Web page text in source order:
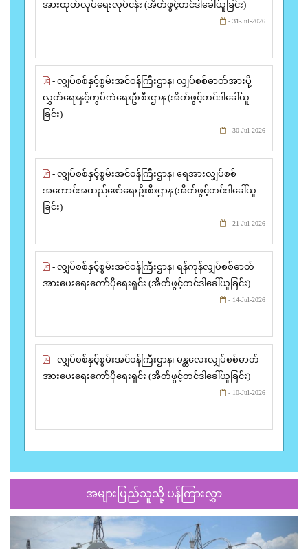
အားထုတ်လုပ်ရေးလုပ်ငန်း (အိတ်ဖွင့်တင်ဒါခေါ်ယူခြင်း)
- 31-Jul-2026
- လျှပ်စစ်နှင့်စွမ်းအင်ဝန်ကြီးဌာန၊ လျှပ်စစ်ဓာတ်အားပို့
လွှတ်ရေးနှင့်ကွပ်ကဲရေးဦးစီးဌာန (အိတ်ဖွင့်တင်ဒါခေါ်ယူ
ခြင်း)
- 30-Jul-2026
- လျှပ်စစ်နှင့်စွမ်းအင်ဝန်ကြီးဌာန၊ ရေအားလျှပ်စစ်
အကောင်အထည်ဖော်ရေးဦးစီးဌာန (အိတ်ဖွင့်တင်ဒါခေါ်ယူ
ခြင်း)
- 21-Jul-2026
- လျှပ်စစ်နှင့်စွမ်းအင်ဝန်ကြီးဌာန၊ ရန်ကုန်လျှပ်စစ်ဓာတ်
အားပေးရေးကော်ပိုရေးရှင်း (အိတ်ဖွင့်တင်ဒါခေါ်ယူခြင်း)
- 14-Jul-2026
- လျှပ်စစ်နှင့်စွမ်းအင်ဝန်ကြီးဌာန၊ မန္တလေးလျှပ်စစ်ဓာတ်
အားပေးရေးကော်ပိုရေးရှင်း (အိတ်ဖွင့်တင်ဒါခေါ်ယူခြင်း)
- 10-Jul-2026
အများပြည်သူသို့ ပန်ကြားလွှာ
Previous